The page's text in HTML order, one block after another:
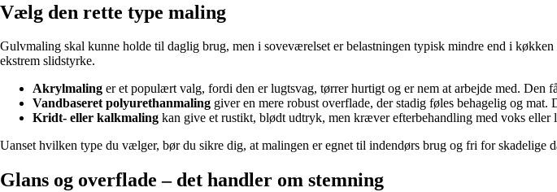
Vælg den rette type maling
Gulvmaling skal kunne holde til daglig brug, men i soveværelset er belastningen typisk mindre end i
ekstrem slidstyrke.
Akrylmaling er et populært valg, fordi den er lugtsvag, tørrer hurtigt og er nem at arbejde med. Den
Vandbaseret polyurethanmaling giver en mere robust overflade, der stadig føles behagelig og
Kridt- eller kalkmaling kan give et rustikt, blødt udtryk, men kræver efterbehandling med voks
Uanset hvilken type du vælger, bør du sikre dig, at malingen er egnet til indendørs brug og fri for skadelige
Glans og overflade – det handler om stemning